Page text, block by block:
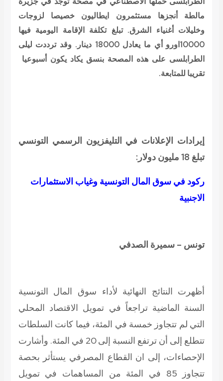
مالطة أنجزها مستثمرون ايطاليون خصيصا لزوجات
وخليلات أغنياء الشرق. تبلغ تكلفة الإقامة اليومية فيها
10000اورو أي ما يعادل 18000 دينار. وقد ترددت ليلى
الطرابلسى على هذه المصحة بنسق يكاد يكون أسبوعيا
تقريبا للمتابعة.
إيرادات الإعلانات في التليفزيون الرسمي التونسي
تبلغ 18 مليون دولار:
ركود في سوق المال التونسية وغياب الاستثمارات
الاجنبية
تونس – سميرة الصدفي
أظهرت النتائج النهائية لأداء سوق المال التونسية
السنة الماضية تراجعاً في تمويل الاقتصاد المحلي
التي لم تتجاوز خمسة في المئة، فيما كانت السلطات
تتطلع إلى أن ترتفع النسبة إلى 20 في المئة. وأشارت
الإحصاءات، إلى ان القطاع المصرفي يستأثر بحصة
تتجاوز 85 في المئة من المساهمات في تمويل